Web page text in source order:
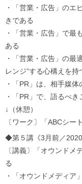
・「営業・広告」のエ
きである
・「営業・広告」で最
ある
・「営業・広告」の最
レンジ”する心構えを持
・「PR」は、相手媒
・「PR」で、語るべ
↓（休憩）
〔ワーク〕「ABCシー
◆第５講《3月前／
〔講義〕「オウンドメ
る
・「オウンドメディア